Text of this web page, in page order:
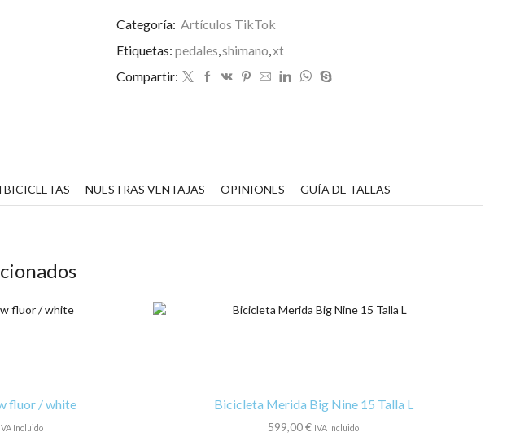
Deore
XT
PD-
XC
Categoría: Artículos TikTok
Etiquetas: pedales,shimano,xt
Compartir:
BICICLETAS NUESTRAS VENTAJAS OPINIONES GUÍA DE TALLAS
fluor / white
IVA Incluido
Bicicleta Merida Big Nine 15 Talla L
599,00€ IVA Incluido